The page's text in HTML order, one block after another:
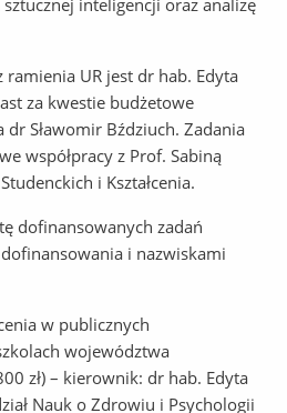
inteligencji oraz analizę
UR jest dr hab. Edyta
za kwestie budżetowe
Sławomir Bździuch. Zadania
współpracy z Prof. Sabiną
i Kształcenia.
dofinansowanych zadań
i nazwiskami
w publicznych
województwa
zł) – kierownik: dr hab. Edyta
Nauk o Zdrowiu i Psychologii